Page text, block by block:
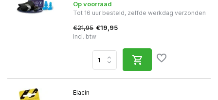
Op voorraad
Tot 16 uur besteld, zelfde werkdag verzonden
€21,95 €19,95
Incl. btw
Elacin